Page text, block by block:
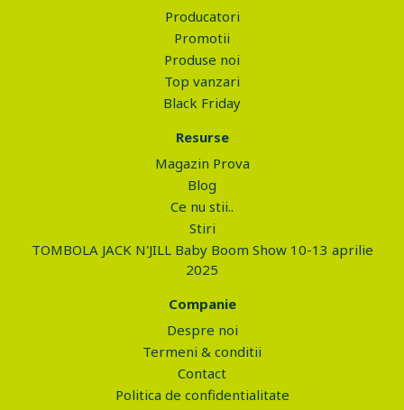
Producatori
Promotii
Produse noi
Top vanzari
Black Friday
Resurse
Magazin Prova
Blog
Ce nu stii..
Stiri
TOMBOLA JACK N'JILL Baby Boom Show 10-13 aprilie
2025
Companie
Despre noi
Termeni & conditii
Contact
Politica de confidentialitate